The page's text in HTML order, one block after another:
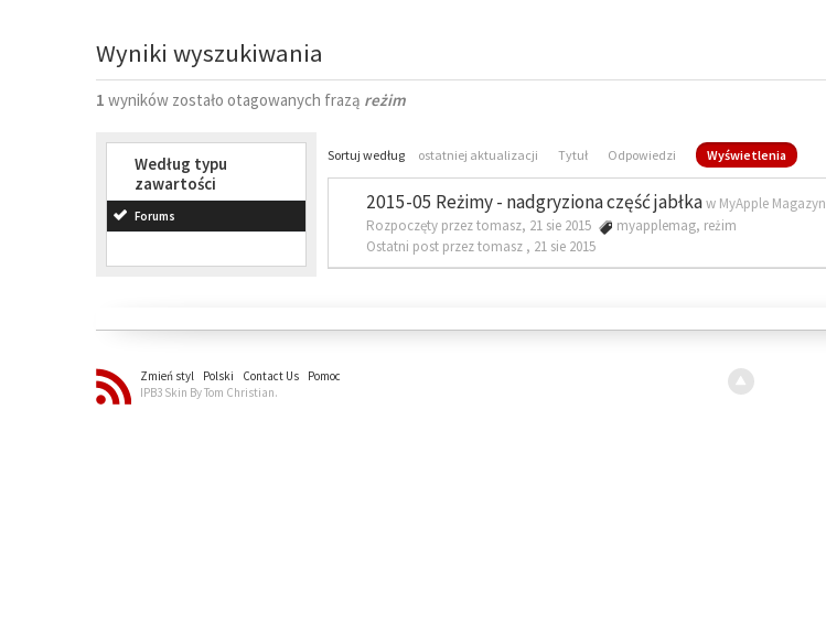
Wyniki wyszukiwania
1 wyników zostało otagowanych frazą reżim
Według typu
zawartości
Forums
Sortuj według ostatniej aktualizacji Tytuł Odpowiedzi Wyświetlenia
2015-05 Reżimy - nadgryziona część jabłkaw MyApple Magazyn
Rozpoczęty przez tomasz, 21 sie 2015
myapplemag, reżim
Ostatni post przez tomasz , 21 sie 2015
Zmień styl Polski Contact Us
Pomoc
IPB3 Skin By Tom Christian.